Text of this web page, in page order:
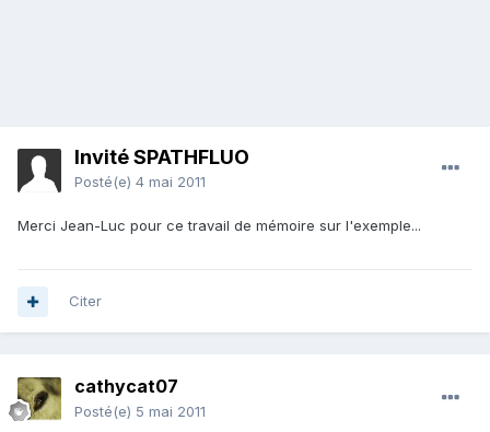
Invité SPATHFLUO
Posté(e) 4 mai 2011
Merci Jean-Luc pour ce travail de mémoire sur l'exemple...
Citer
cathycat07
Posté(e) 5 mai 2011